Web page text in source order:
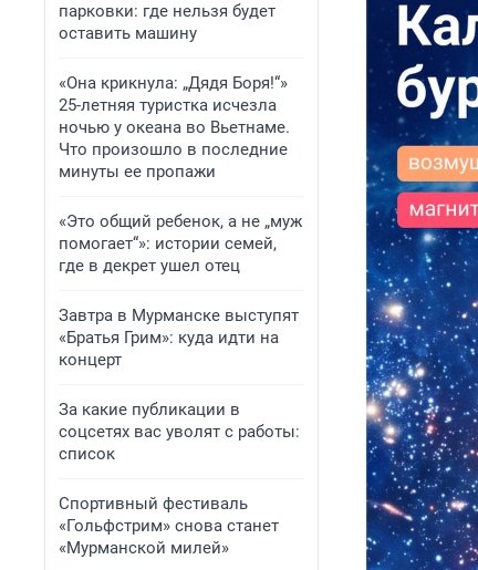
парковки: где нельзя будет
оставить машину
«Она крикнула: „Дядя Боря!“»
25-летняя туристка исчезла
ночью у океана во Вьетнаме.
Что произошло в последние
минуты ее пропажи
«Это общий ребенок, а не „муж
помогает“»: истории семей,
где в декрет ушел отец
Завтра в Мурманске выступят
«Братья Грим»: куда идти на
концерт
За какие публикации в
соцсетях вас уволят с работы:
список
Спортивный фестиваль
«Гольфстрим» снова станет
«Мурманской милей»